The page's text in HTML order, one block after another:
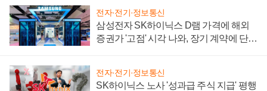
전자·전기·정보통신
삼성전자 SK하이닉스 D램 가격에 해외
증권가 '고점' 시각 나와, 장기 계약에 단점
전자·전기·정보통신
SK하이닉스 노사 '성과급 주식 지급' 평행